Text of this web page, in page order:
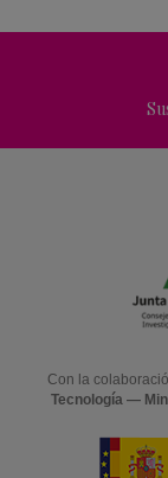
Con la
Tecnología —